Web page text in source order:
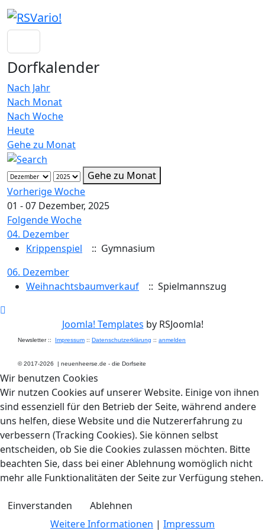
Dorfkalender
Nach Jahr
Nach Monat
Nach Woche
Heute
Gehe zu Monat
Gehe zu Monat
Vorherige Woche
01 - 07 Dezember, 2025
Folgende Woche
04. Dezember
Krippenspiel
:: Gymnasium
06. Dezember
Weihnachtsbaumverkauf
:: Spielmannszug
Joomla! Templates by RSJoomla!
Newsletter :: Impressum :: Datenschutzerklärung :: anmelden
© 2017-2026 neuenheerse.de - die Dorfseite
Wir benutzen Cookies
Wir nutzen Cookies auf unserer Website. Einige von ihnen
sind essenziell für den Betrieb der Seite, während andere
uns helfen, diese Website und die Nutzererfahrung zu
verbessern (Tracking Cookies). Sie können selbst
entscheiden, ob Sie die Cookies zulassen möchten. Bitte
beachten Sie, dass bei einer Ablehnung womöglich nicht
mehr alle Funktionalitäten der Seite zur Verfügung stehen.
Einverstanden
Ablehnen
Weitere Informationen | Impressum